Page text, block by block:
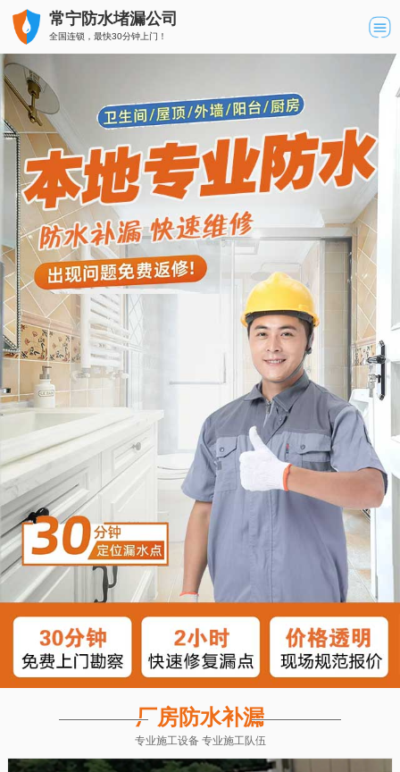
常宁防水堵漏公司
全国连锁，最快30分钟上门！
厂房防水补漏
专业施工设备 专业施工队伍